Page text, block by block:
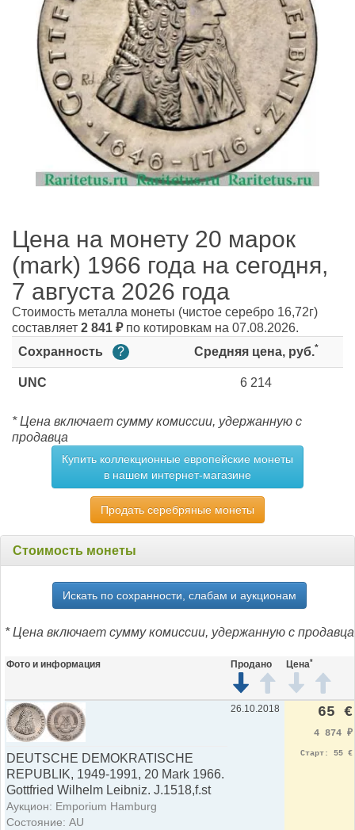
Цена на монету 20 марок
(mark) 1966 года на сегодня,
7 августа 2026 года
Стоимость металла монеты (чистое серебро 16,72г)
составляет 2 841 ₽по котировкам на 07.08.2026.
Сохранность
? Средняя цена, руб.*
UNC 6 214
* Цена включает сумму комиссии, удержанную с
продавца
Купить коллекционные европейские монеты
в нашем интернет-магазине
Продать серебряные монеты
Стоимость монеты
Искать по сохранности, слабам и аукционам
* Цена включает сумму комиссии, удержанную с продавца
Фото и информация Продано Цена*
DEUTSCHE DEMOKRATISCHE
REPUBLIK, 1949-1991, 20 Mark 1966.
Gottfried Wilhelm Leibniz. J.1518,f.st
Аукцион: Emporium Hamburg
Состояние: AU
26.10.2018 65 €
4 874 ₽
Старт: 55 €